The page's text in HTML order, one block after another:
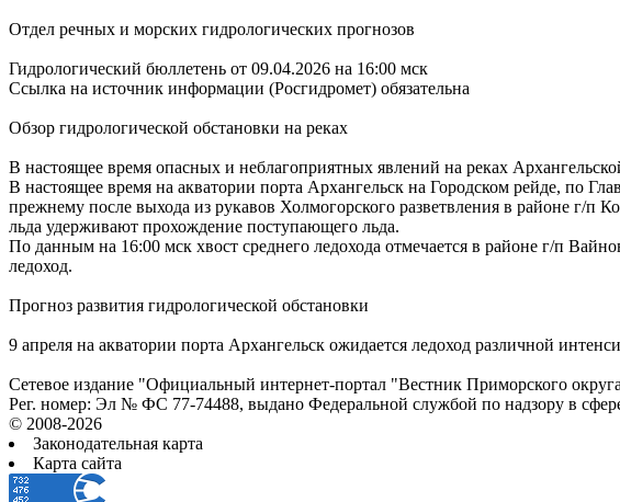
Отдел речных и морских гидрологических прогнозов
Гидрологический бюллетень от 09.04.2026 на 16:00 мск
Ссылка на источник информации (Росгидромет) обязательна
Обзор гидрологической обстановки на реках
В настоящее время опасных и неблагоприятных явлений на реках
В настоящее время на акватории порта Архангельск на Городском рейде, по
прежнему после выхода из рукавов Холмогорского разветвления в районе г/
льда удерживают прохождение поступающего льда.
По данным на 16:00 мск хвост среднего ледохода отмечается в районе г/п
ледоход.
Прогноз развития гидрологической обстановки
9 апреля на акватории порта Архангельск ожидается ледоход различной
Сетевое издание "Официальный интернет-портал "Вестник Приморского
Рег. номер: Эл № ФС 77-74488, выдано Федеральной службой по надзору в
© 2008-2026
Законодательная карта
Карта сайта